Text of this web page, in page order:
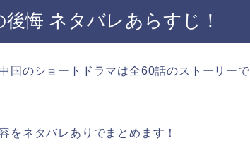
悔 ネタバレあらすじ！
国のショートドラマは全60話のストーリーで
をネタバレありでまとめます！